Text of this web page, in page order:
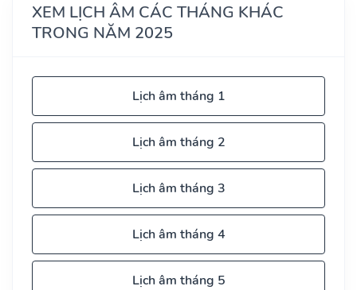
XEM LỊCH ÂM CÁC THÁNG KHÁC
TRONG NĂM 2025
Lịch âm tháng 1
Lịch âm tháng 2
Lịch âm tháng 3
Lịch âm tháng 4
Lịch âm tháng 5